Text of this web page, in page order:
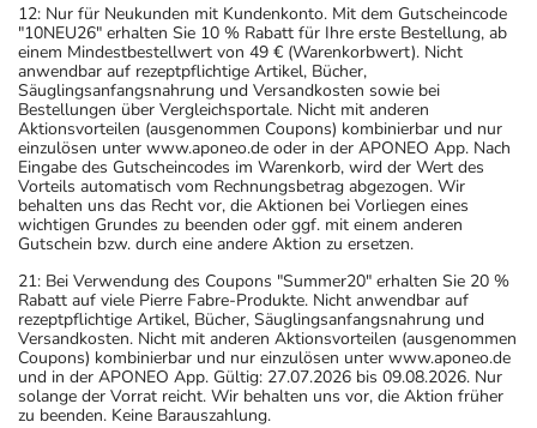
12: Nur für Neukunden mit Kundenkonto. Mit dem Gutscheincode
"10NEU26" erhalten Sie 10 % Rabatt für Ihre erste Bestellung, ab
einem Mindestbestellwert von 49 € (Warenkorbwert). Nicht
anwendbar auf rezeptpflichtige Artikel, Bücher,
Säuglingsanfangsnahrung und Versandkosten sowie bei
Bestellungen über Vergleichsportale. Nicht mit anderen
Aktionsvorteilen (ausgenommen Coupons) kombinierbar und nur
einzulösen unter www.aponeo.de oder in der APONEO App. Nach
Eingabe des Gutscheincodes im Warenkorb, wird der Wert des
Vorteils automatisch vom Rechnungsbetrag abgezogen. Wir
behalten uns das Recht vor, die Aktionen bei Vorliegen eines
wichtigen Grundes zu beenden oder ggf. mit einem anderen
Gutschein bzw. durch eine andere Aktion zu ersetzen.
21: Bei Verwendung des Coupons "Summer20" erhalten Sie 20 %
Rabatt auf viele Pierre Fabre-Produkte. Nicht anwendbar auf
rezeptpflichtige Artikel, Bücher, Säuglingsanfangsnahrung und
Versandkosten. Nicht mit anderen Aktionsvorteilen (ausgenommen
Coupons) kombinierbar und nur einzulösen unter www.aponeo.de
und in der APONEO App. Gültig: 27.07.2026 bis 09.08.2026. Nur
solange der Vorrat reicht. Wir behalten uns vor, die Aktion früher
zu beenden. Keine Barauszahlung.